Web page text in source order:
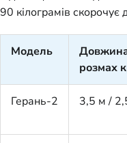
90 кілограмів скорочує
Модель
розмах
Герань-2 3,5 м /